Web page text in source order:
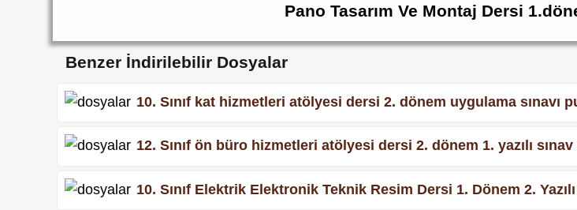
Pano Tasarım Ve Montaj Dersi
Benzer İndirilebilir Dosyalar
10. Sınıf kat hizmetleri atölyesi dersi 2. dönem uygulama sınavı
12. Sınıf ön büro hizmetleri atölyesi dersi 2. dönem 1. yazılı sınav
10. Sınıf Elektrik Elektronik Teknik Resim Dersi 1. Dönem 2. Yazılı